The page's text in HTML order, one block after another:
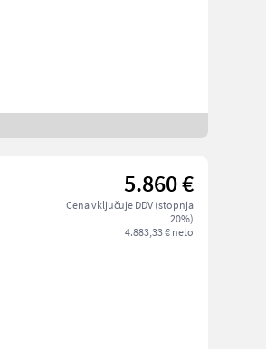
5.860 €
Cena vključuje DDV (stopnja
20%)
4.883,33 € neto